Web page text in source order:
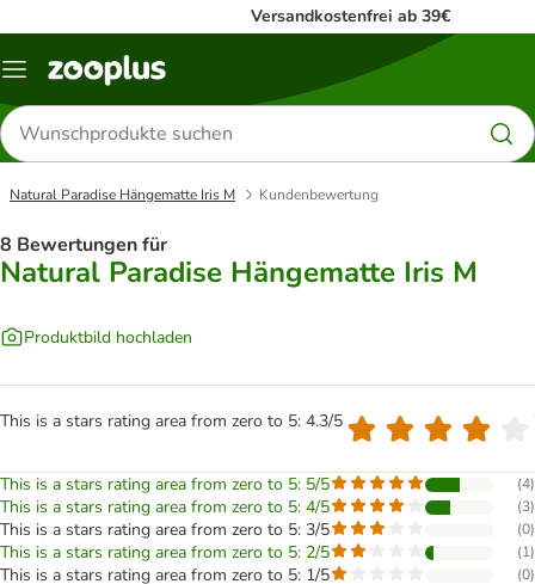
Versandkostenfrei ab 39€
Menü
Produkte
suchen
Natural Paradise Hängematte Iris M Kundenbewertung
8 Bewertungen für
Natural Paradise Hängematte Iris M
Produktbild hochladen
This is a stars rating area from zero to 5: 4.3/5
This is a stars rating area from zero to 5: 5/5 (4)
This is a stars rating area from zero to 5: 4/5 (3)
This is a stars rating area from zero to 5: 3/5 (0)
This is a stars rating area from zero to 5: 2/5 (1)
This is a stars rating area from zero to 5: 1/5 (0)